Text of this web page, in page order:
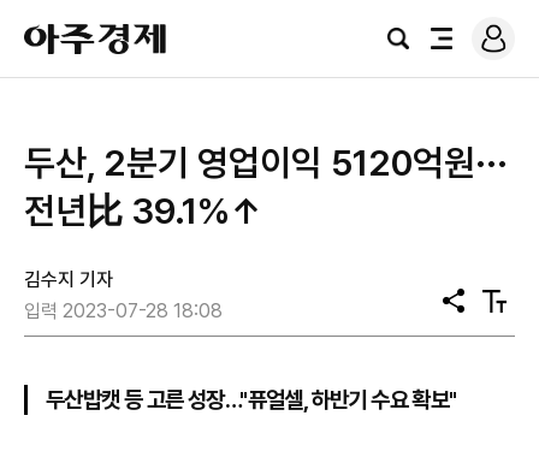
아
주
경
검
전
로
그
​두산, 2분기 영업이익 5120억원···
전년比 39.1%↑
김수지 기자
입력 2023-07-28 18:08
공
유
텍
스
두산밥캣 등 고른 성장…"퓨얼셀, 하반기 수요 확보"